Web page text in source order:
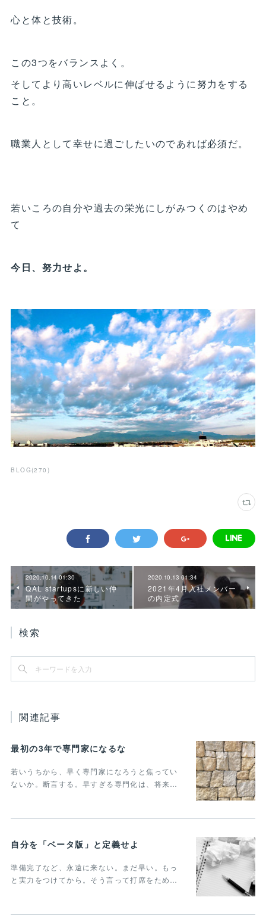
心と体と技術。
この3つをバランスよく。
そしてより高いレベルに伸ばせるように努力をする
こと。
職業人として幸せに過ごしたいのであれば必須だ。
若いころの自分や過去の栄光にしがみつくのはやめ
て
今日、努力せよ。
BLOG (270 )
2020.10.14 01:30
QAL startupsに新しい仲
間がやってきた
2020.10.13 01:34
2021年4月入社メンバー
の内定式
検索
関連記事
最初の3年で専門家になるな
若いうちから、早く専門家になろうと焦ってい
ないか。断言する。早すぎる専門化は、将来…
自分を「ベータ版」と定義せよ
準備完了など、永遠に来ない。まだ早い。もっ
と実力をつけてから。そう言って打席をため…